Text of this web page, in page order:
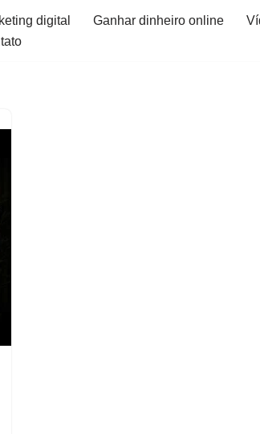
digital Ganhar dinheiro online